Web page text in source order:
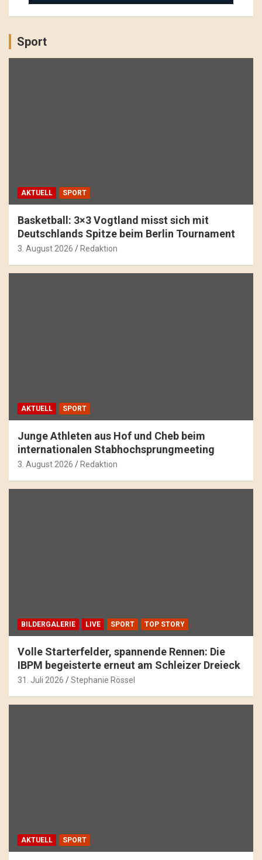
Sport
AKTUELL SPORT
Basketball: 3×3 Vogtland misst sich mit
Deutschlands Spitze beim Berlin Tournament
3. August 2026 Redaktion
AKTUELL SPORT
Junge Athleten aus Hof und Cheb beim
internationalen Stabhochsprungmeeting
3. August 2026 Redaktion
BILDERGALERIE LIVE SPORT TOP STORY
Volle Starterfelder, spannende Rennen: Die
IBPM begeisterte erneut am Schleizer Dreieck
31. Juli 2026 Stephanie Rössel
AKTUELL SPORT